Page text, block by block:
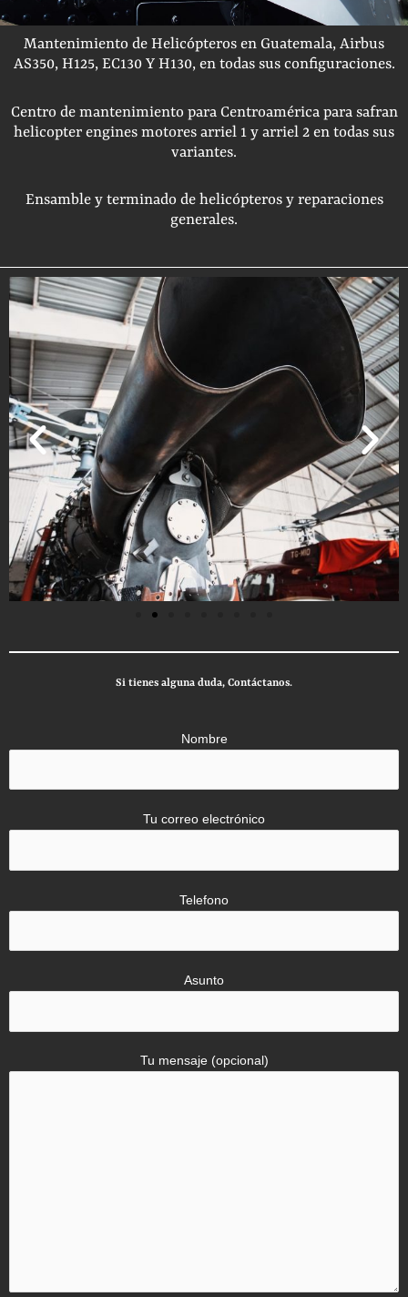
Mantenimiento de Helicópteros en Guatemala, Airbus
AS350, H125, EC130 Y H130, en todas sus configuraciones.
Centro de mantenimiento para Centroamérica para safran
helicopter engines motores arriel 1 y arriel 2 en todas sus
variantes.
Ensamble y terminado de helicópteros y reparaciones
generales.
Si tienes alguna duda, Contáctanos.
Nombre
Tu correo electrónico
Telefono
Asunto
Tu mensaje (opcional)